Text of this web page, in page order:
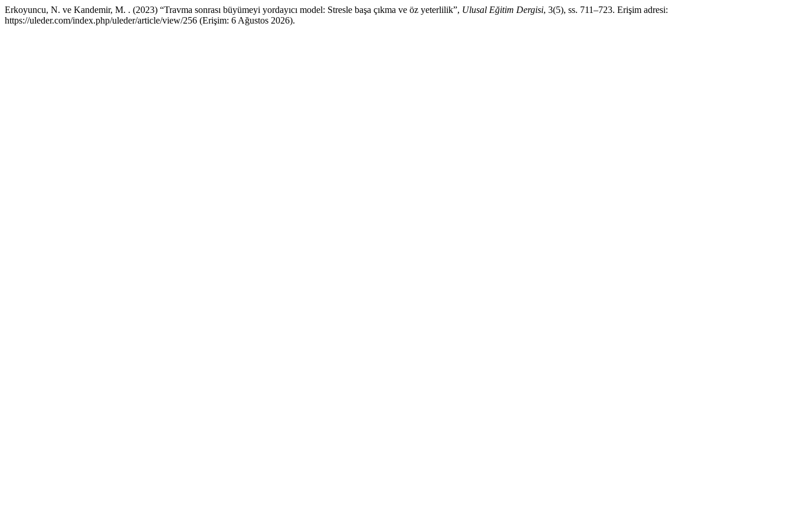
Erkoyuncu, N. ve Kandemir, M. . (2023) “Travma sonrası büyümeyi yordayıcı model: Stresle başa çıkma ve öz yeterlilik”, Ulusal Eğitim Dergisi, 3(5), ss. 711–723. Erişim adresi:
https://uleder.com/index.php/uleder/article/view/256 (Erişim: 6 Ağustos 2026).